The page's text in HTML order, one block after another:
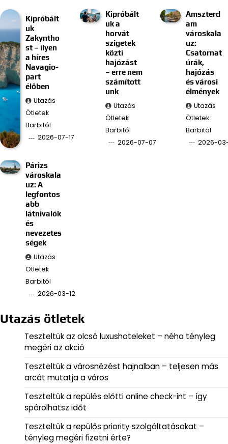
Kipróbált
uk
Zakyntho
st – ilyen
a híres
Navagio-
part
élőben
Utazás
Ötletek
Barbitól
2026-07-17
Kipróbált
uk a
horvát
szigetek
közti
hajózást
– erre nem
számított
unk
Utazás
Ötletek
Barbitól
2026-07-07
Amszterd
am
városkala
uz:
Csatornat
úrák,
hajózás
és városi
élmények
Utazás
Ötletek
Barbitól
2026-
Párizs
városkala
uz: A
legfontos
abb
látnivalók
és
nevezetes
ségek
Utazás
Ötletek
Barbitól
2026-03-12
Utazás ötletek
Teszteltük az olcsó luxushoteleket – néha tényleg
megéri az akció
Teszteltük a városnézést hajnalban – teljesen más
arcát mutatja a város
Teszteltük a repülés előtti online check-int – így
spórolhatsz időt
Teszteltük a repülős priority szolgáltatásokat –
tényleg megéri fizetni érte?